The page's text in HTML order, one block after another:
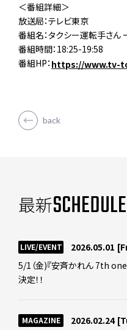
＜番組詳細＞
放送局：テレビ東京
番組名：タクシー運転手さん
番組時間：18:25-19:58
番組HP： https://www.tv-
back
最新SCHEDULE
LIVE/EVENT 2026.05.01
5/1（金)『安斉かれん 7th
決定！！
MAGAZINE 2026.02.24